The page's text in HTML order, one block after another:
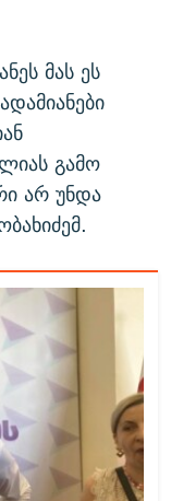
მას ეს
გამო
არ უნდა